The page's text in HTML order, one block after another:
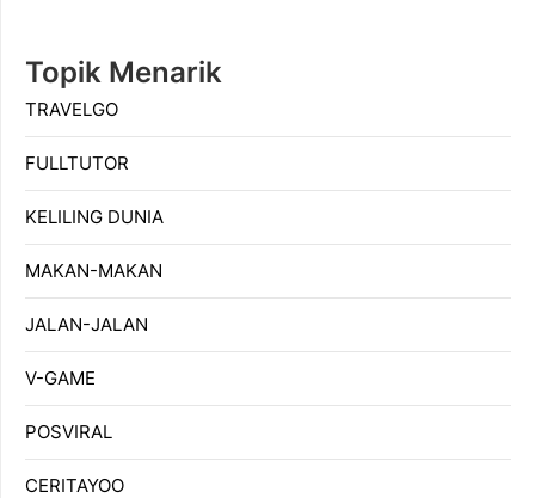
Topik Menarik
TRAVELGO
FULLTUTOR
KELILING DUNIA
MAKAN-MAKAN
JALAN-JALAN
V-GAME
POSVIRAL
CERITAYOO